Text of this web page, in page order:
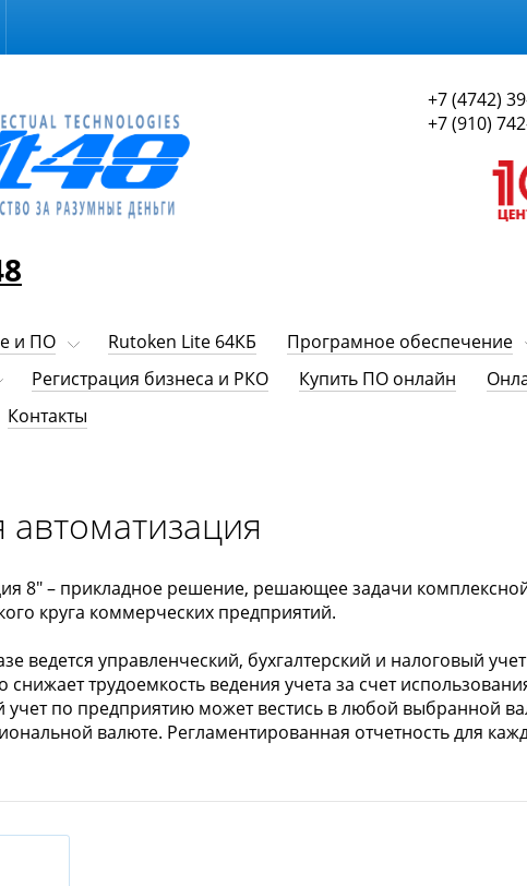
+7 (4742)
+7 (910)
и ПО Rutoken Lite 64КБ Програмное обеспечение
Регистрация бизнеса и РКО Купить ПО онлайн
Контакты
8" – прикладное решение, решающее задачи
круга коммерческих предприятий.
ведется управленческий, бухгалтерский и налоговый
снижает трудоемкость ведения учета за счет
по предприятию может вестись в любой выбранной
валюте. Регламентированная отчетность для